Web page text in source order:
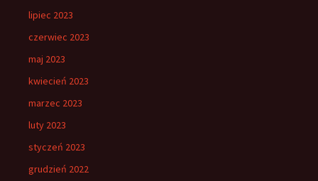
lipiec 2023
czerwiec 2023
maj 2023
kwiecień 2023
marzec 2023
luty 2023
styczeń 2023
grudzień 2022